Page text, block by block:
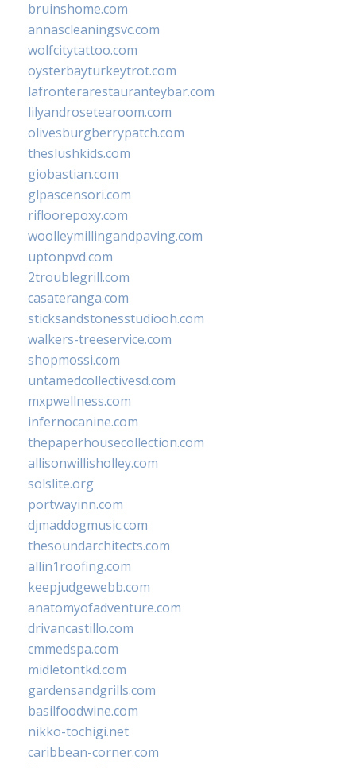
bruinshome.com
annascleaningsvc.com
wolfcitytattoo.com
oysterbayturkeytrot.com
lafronterarestauranteybar.com
lilyandrosetearoom.com
olivesburgberrypatch.com
theslushkids.com
giobastian.com
glpascensori.com
rifloorepoxy.com
woolleymillingandpaving.com
uptonpvd.com
2troublegrill.com
casateranga.com
sticksandstonesstudiooh.com
walkers-treeservice.com
shopmossi.com
untamedcollectivesd.com
mxpwellness.com
infernocanine.com
thepaperhousecollection.com
allisonwillisholley.com
solslite.org
portwayinn.com
djmaddogmusic.com
thesoundarchitects.com
allin1roofing.com
keepjudgewebb.com
anatomyofadventure.com
drivancastillo.com
cmmedspa.com
midletontkd.com
gardensandgrills.com
basilfoodwine.com
nikko-tochigi.net
caribbean-corner.com